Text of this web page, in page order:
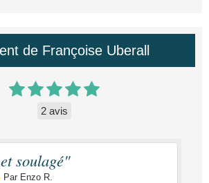
de Françoise Uberall
2 avis
soulagé"
Par Enzo R.